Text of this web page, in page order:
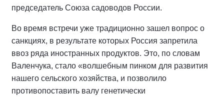
председатель Союза садоводов России.
Во время встречи уже традиционно зашел вопрос о
санкциях, в результате которых Россия запретила
ввоз ряда иностранных продуктов. Это, по словам
Валенчука, стало «волшебным пинком для развития
нашего сельского хозяйства, и позволило
противопоставить валу генетически